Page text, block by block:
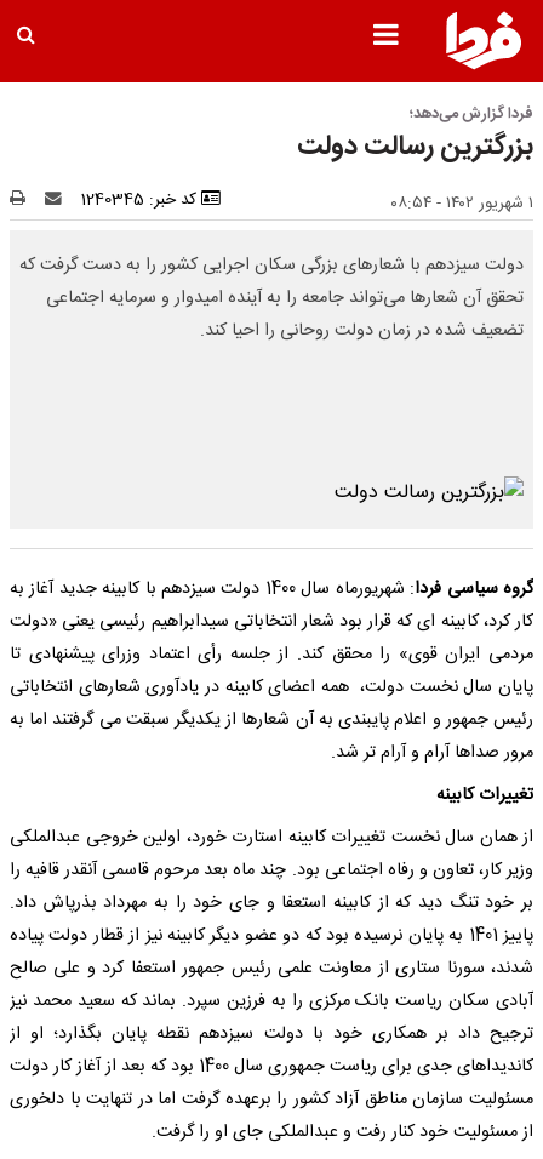
فردا گزارش می‌دهد؛
بزرگترین رسالت دولت
۱ شهریور ۱۴۰۲ - ۰۸:۵۴ کد خبر: 1240345
دولت سیزدهم با شعارهای بزرگی سکان اجرایی کشور را به دست گرفت که
تحقق آن شعارها می‌تواند جامعه را به آینده امیدوار و سرمایه اجتماعی
تضعیف شده در زمان دولت روحانی را احیا کند.
گروه سیاسی فردا
: شهریورماه سال 1400 دولت سیزدهم با کابینه جدید آغاز به
کار کرد، کابینه ای که قرار بود شعار انتخاباتی سیدابراهیم رئیسی یعنی «دولت
مردمی ایران قوی» را محقق کند. از جلسه رأی اعتماد وزرای پیشنهادی تا
پایان سال نخست دولت، همه اعضای کابینه در یادآوری شعارهای انتخاباتی
رئیس جمهور و اعلام پایبندی به آن شعارها از یکدیگر سبقت می گرفتند اما به
مرور صداها آرام و آرام تر شد.
تغییرات کابینه
از همان سال نخست تغییرات کابینه استارت خورد، اولین خروجی عبدالملکی
وزیر کار، تعاون و رفاه اجتماعی بود. چند ماه بعد مرحوم قاسمی آنقدر قافیه را
بر خود تنگ دید که از کابینه استعفا و جای خود را به مهرداد بذرپاش داد.
پاییز 1401 به پایان نرسیده بود که دو عضو دیگر کابینه نیز از قطار دولت پیاده
شدند، سورنا ستاری از معاونت علمی رئیس جمهور استعفا کرد و علی صالح
آبادی سکان ریاست بانک مرکزی را به فرزین سپرد. بماند که سعید محمد نیز
ترجیح داد بر همکاری خود با دولت سیزدهم نقطه پایان بگذارد؛ او از
کاندیداهای جدی برای ریاست جمهوری سال 1400 بود که بعد از آغاز کار دولت
مسئولیت سازمان مناطق آزاد کشور را برعهده گرفت اما در تنهایت با دلخوری
از مسئولیت خود کنار رفت و عبدالملکی جای او را گرفت.